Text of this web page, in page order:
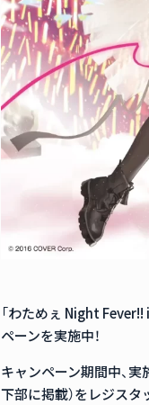
「わためぇ Night
ペーンを実施中！
キャンペーン期間中、
下部に掲載）をレジス